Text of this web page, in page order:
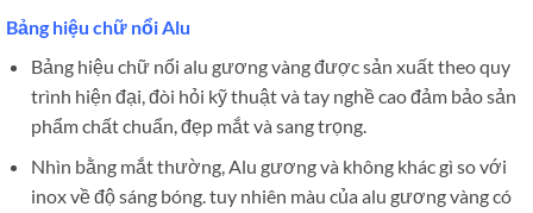
Bảng hiệu chữ nổi Alu
Bảng hiệu chữ nổi alu gương vàng được sản xuất theo quy
trình hiện đại, đòi hỏi kỹ thuật và tay nghề cao đảm bảo sản
phẩm chất chuẩn, đẹp mắt và sang trọng.
Nhìn bằng mắt thường, Alu gương và không khác gì so với
inox về độ sáng bóng. tuy nhiên màu của alu gương vàng có